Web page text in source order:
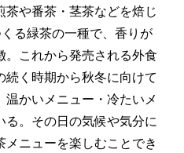
や番茶・茎茶などを焙じ
る緑茶の一種で、香りが
これから発売される外食
く時期から秋冬に向けて
かいメニュー・冷たいメ
。その日の気候や気分に
ニューを楽しむことでき